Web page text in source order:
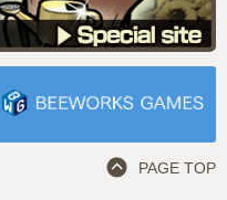
PAGE TOP